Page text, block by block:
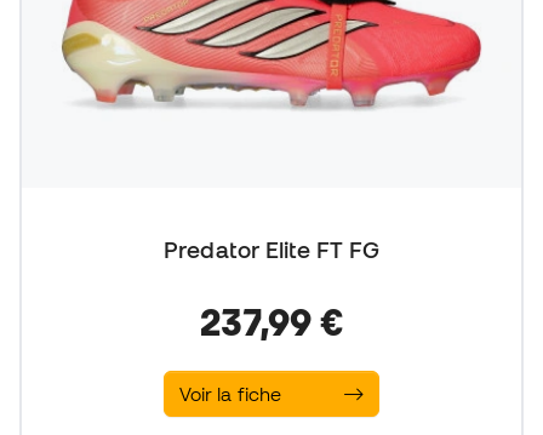
Predator Elite FT FG
237,99 €
Voir la fiche